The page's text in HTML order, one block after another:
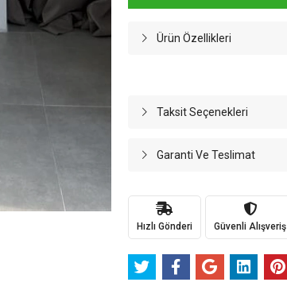
Ürün Özellikleri
Taksit Seçenekleri
Garanti Ve Teslimat
Hızlı Gönderi Güvenli Alışveriş